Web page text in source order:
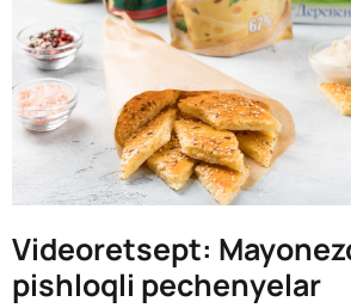
Videoretsept:
pishloqli pechenyelar